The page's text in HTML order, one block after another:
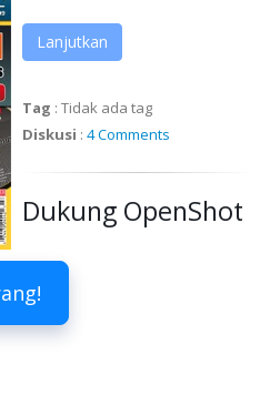
Lanjutkan
Tag : Tidak ada tag
Diskusi : 4 Comments
Dukung OpenShot